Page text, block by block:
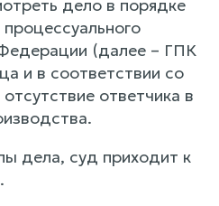
дело в порядке
(далее – ГПК
и в соответствии со
ответчика в
дела, суд приходит к